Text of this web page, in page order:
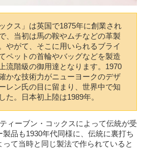
クス」は英国で1875年に創業され
、当初は馬の鞍やムチなどの革製
やがて、そこに用いられるブライ
ペットの首輪やバッグなどを製造
流階級の御用達となります。1970
かな技術力がニューヨークのデザ
レン氏の目に留まり、世界中で知
た。日本初上陸は1989年。
ィーブン・コックスによって伝統が受
品も1930年代同様に、伝統に裏打ち
て当時と同じ製法で作られていると